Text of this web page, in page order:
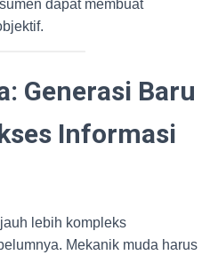
dapat membuat
Generasi Baru
Informasi
lebih kompleks
Mekanik muda harus